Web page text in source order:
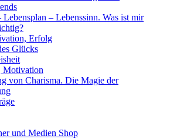
– Lebenssinn. Was ist mir
Erfolg
Glücks
Motivation
von Charisma. Die Magie der
und Medien Shop